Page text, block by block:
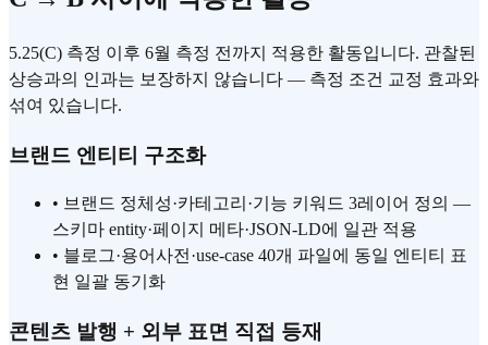
5.25(C) 측정 이후 6월 측정 전까지 적용한 활동입니다. 관찰된
상승과의 인과는 보장하지 않습니다 — 측정 조건 교정 효과와
섞여 있습니다.
브랜드 엔티티 구조화
• 브랜드 정체성·카테고리·기능 키워드 3레이어 정의 —
스키마 entity·페이지 메타·JSON-LD에 일관 적용
• 블로그·용어사전·use-case 40개 파일에 동일 엔티티 표
현 일괄 동기화
콘텐츠 발행 + 외부 표면 직접 등재